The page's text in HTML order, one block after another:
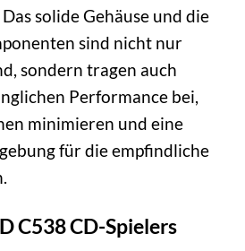
solide Gehäuse und die
sind nicht nur
sondern tragen auch
Performance bei,
minimieren und eine
für die empfindliche
C538 CD-Spielers